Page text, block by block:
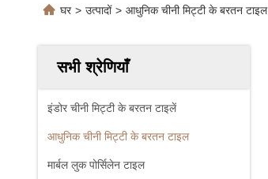
घर > उत्पादों > आधुनिक चीनी मिट्टी के बरतन टाइल
सभी श्रेणियाँ
इंडोर चीनी मिट्टी के बरतन टाइलें
आधुनिक चीनी मिट्टी के बरतन टाइल
मार्बल लुक पोर्सिलेन टाइल